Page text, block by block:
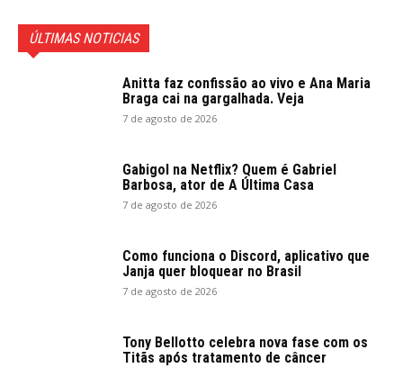
ÚLTIMAS NOTICIAS
Anitta faz confissão ao vivo e Ana Maria
Braga cai na gargalhada. Veja
7 de agosto de 2026
Gabigol na Netflix? Quem é Gabriel
Barbosa, ator de A Última Casa
7 de agosto de 2026
Como funciona o Discord, aplicativo que
Janja quer bloquear no Brasil
7 de agosto de 2026
Tony Bellotto celebra nova fase com os
Titãs após tratamento de câncer